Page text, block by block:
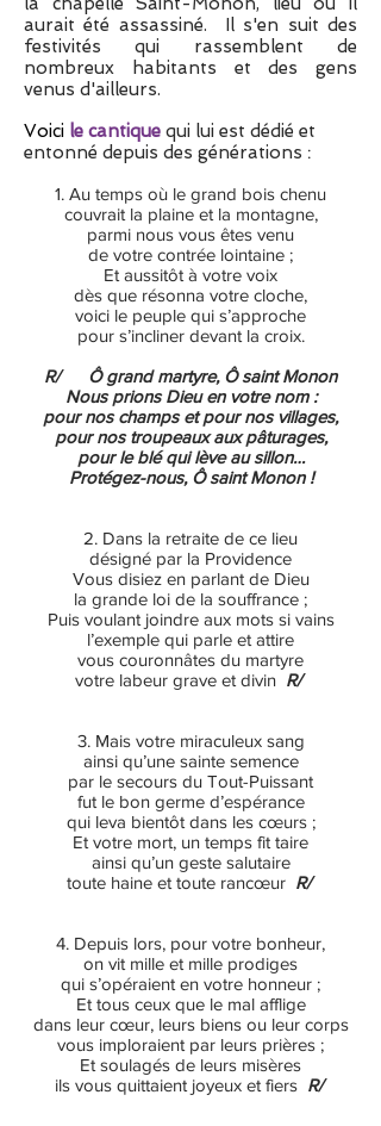
aurait été assassiné. Il s'en suit des
festivités qui rassemblent de
nombreux habitants et des gens
venus d'ailleurs.
Voici le cantique qui lui est dédié et
entonné depuis des générations :
Au temps où le grand bois chenu
couvrait la plaine et la montagne,
parmi nous vous êtes venu
de votre contrée lointaine ;
Et aussitôt à votre voix
dès que résonna votre cloche,
voici le peuple qui s’approche
pour s’incliner devant la croix.
R/ Ô grand martyre, Ô saint Monon
Nous prions Dieu en votre nom :
pour nos champs et pour nos villages,
pour nos troupeaux aux pâturages,
pour le blé qui lève au sillon…
Protégez-nous, Ô saint Monon !
2. Dans la retraite de ce lieu
désigné par la Providence
Vous disiez en parlant de Dieu
la grande loi de la souffrance ;
Puis voulant joindre aux mots si vains
l’exemple qui parle et attire
vous couronnâtes du martyre
votre labeur grave et divin R/
3. Mais votre miraculeux sang
ainsi qu’une sainte semence
par le secours du Tout-Puissant
fut le bon germe d’espérance
qui leva bientôt dans les cœurs ;
Et votre mort, un temps fit taire
ainsi qu’un geste salutaire
toute haine et toute rancœur R/
4. Depuis lors, pour votre bonheur,
on vit mille et mille prodiges
qui s’opéraient en votre honneur ;
Et tous ceux que le mal afflige
dans leur cœur, leurs biens ou leur corps
vous imploraient par leurs prières ;
Et soulagés de leurs misères
ils vous quittaient joyeux et fiers R/